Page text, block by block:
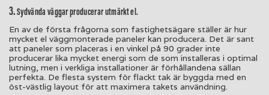
3.Sydvända väggar producerar utmärkt el.
En av de första frågorna som fastighetsägare ställer är hur
mycket el väggmonterade paneler kan producera. Det är sant
att paneler som placeras i en vinkel på 90 grader inte
producerar lika mycket energi som de som installeras i optimal
lutning, men i verkliga installationer är förhållandena sällan
perfekta. De flesta system för flackt tak är byggda med en
öst-västlig layout för att maximera takets användning.